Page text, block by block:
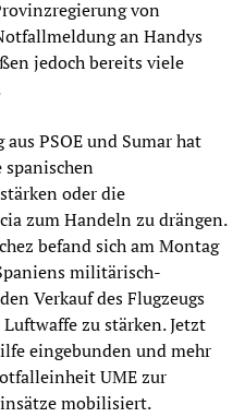
von
an Handys
jedoch bereits viele
PSOE und Sumar hat
oder die
zum Handeln zu drängen.
befand sich am Montag
militärisch-
Verkauf des Flugzeugs
zu stärken. Jetzt
eingebunden und mehr
UME zur
mobilisiert.